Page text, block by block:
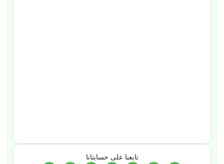
تابعنا على حسابتانا